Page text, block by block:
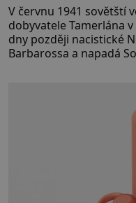
V červnu 1941 sovětští
dobyvatele Tamerlána
dny později nacistické
Barbarossa a napadá